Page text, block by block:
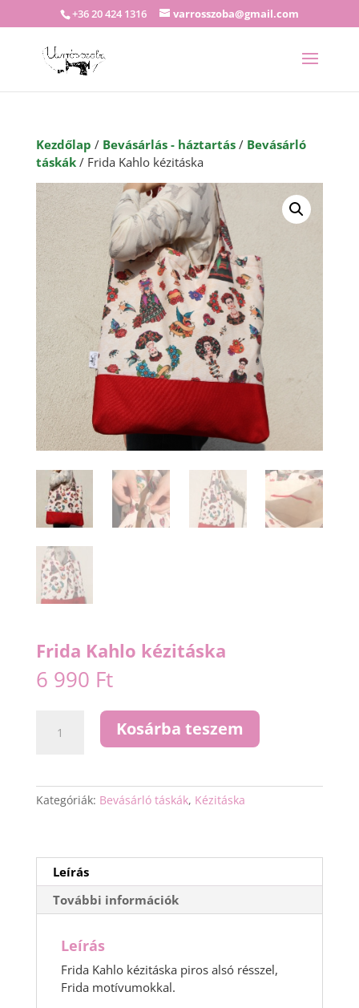
+36 20 424 1316 varrosszoba@gmail.com
Kezdőlap / Bevásárlás - háztartás/ Bevásárló
táskák/ Frida Kahlo kézitáska
Frida Kahlo kézitáska
6 990 Ft
Kahlo
Kosárba teszem
Kategóriák: Bevásárló táskák, Kézitáska
Leírás
További információk
Leírás
Frida Kahlo kézitáska piros alsó résszel,
Frida motívumokkal.